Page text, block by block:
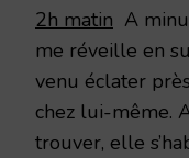
2h matin A
me réveille en
venu éclater
chez lui-même.
trouver, elle